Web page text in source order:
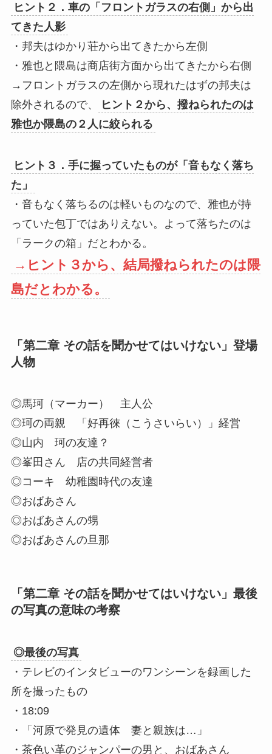
ヒント２．車の「フロントガラスの右側」から出
てきた人影
・邦夫はゆかり荘から出てきたから左側
・雅也と隈島は商店街方面から出てきたから右側
→フロントガラスの左側から現れたはずの邦夫は
除外されるので、
ヒント２から、撥ねられたのは
雅也か隈島の２人に絞られる
ヒント３．手に握っていたものが「音もなく落ち
た」
・音もなく落ちるのは軽いものなので、雅也が持
っていた包丁ではありえない。よって落ちたのは
「ラークの箱」だとわかる。
→ヒント３から、結局撥ねられたのは隈
島だとわかる。
「第二章 その話を聞かせてはいけない」登場
人物
◎馬珂（マーカー） 主人公
◎珂の両親 「好再徠（こうさいらい）」経営
◎山内 珂の友達？
◎峯田さん 店の共同経営者
◎コーキ 幼稚園時代の友達
◎おばあさん
◎おばあさんの甥
◎おばあさんの旦那
「第二章 その話を聞かせてはいけない」最後
の写真の意味の考察
◎最後の写真
・テレビのインタビューのワンシーンを録画した
所を撮ったもの
・18:09
・「河原で発見の遺体 妻と親族は…」
・茶色い革のジャンパーの男と、おばあさん